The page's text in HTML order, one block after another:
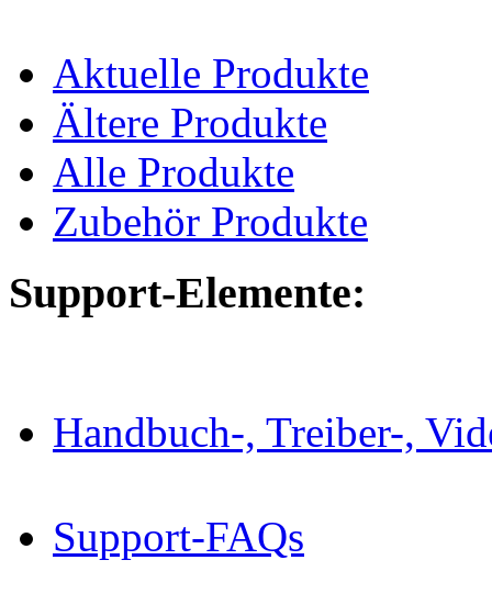
Aktuelle Produkte
Ältere Produkte
Alle Produkte
Zubehör Produkte
Support-Elemente:
Handbuch-, Treiber-,
Support-FAQs